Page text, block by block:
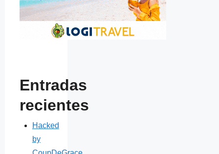
Entradas
recientes
Hacked
by